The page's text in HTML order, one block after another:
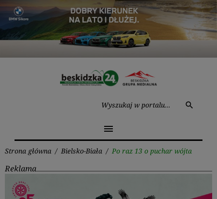
Przejdź
treści
search
menu
Strona główna / Bielsko-Biała / Po raz 13 o puchar wójta
Reklama